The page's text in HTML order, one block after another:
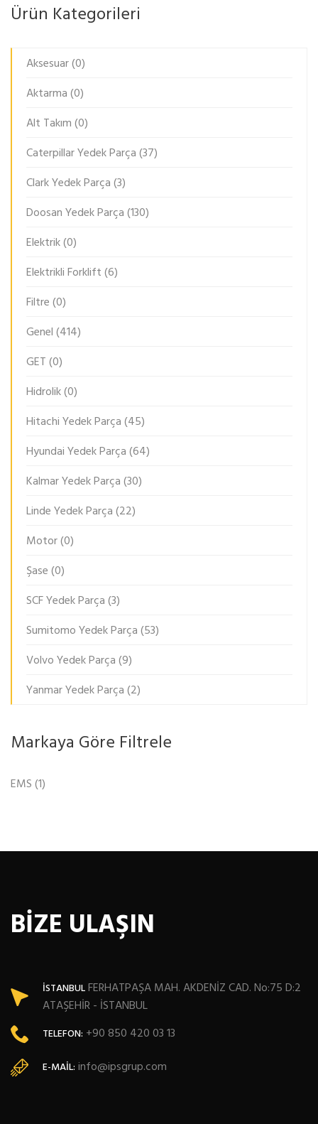
Ürün Kategorileri
Aksesuar(0)
Aktarma(0)
Alt Takım(0)
Caterpillar Yedek Parça(37)
Clark Yedek Parça(3)
Doosan Yedek Parça(130)
Elektrik(0)
Elektrikli Forklift(6)
Filtre(0)
Genel(414)
GET(0)
Hidrolik(0)
Hitachi Yedek Parça(45)
Hyundai Yedek Parça(64)
Kalmar Yedek Parça(30)
Linde Yedek Parça(22)
Motor(0)
Şase(0)
SCF Yedek Parça(3)
Sumitomo Yedek Parça(53)
Volvo Yedek Parça(9)
Yanmar Yedek Parça(2)
Markaya Göre Filtrele
EMS(1)
BİZE ULAŞIN
İSTANBULFERHATPAŞA MAH. AKDENİZ CAD. No:75 D:2
ATAŞEHİR - İSTANBUL
TELEFON: +90 850 420 03 13
E-MAIL: info@ipsgrup.com